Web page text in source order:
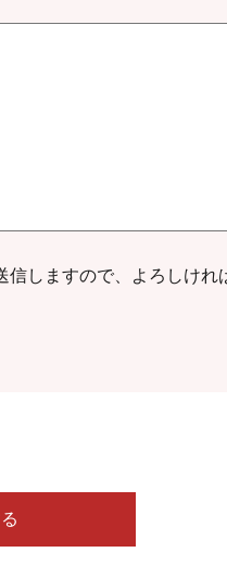
しますので、よろしけれ